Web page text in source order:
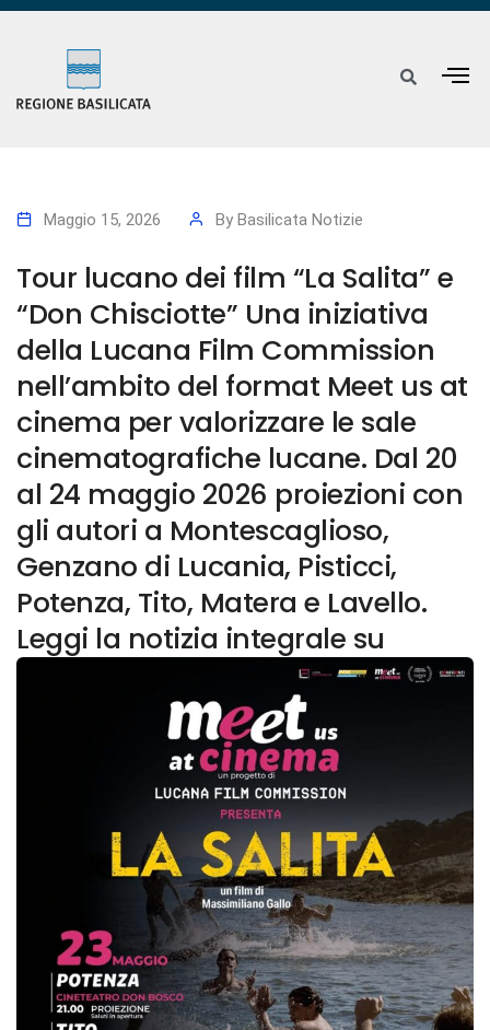
Maggio 15, 2026 By Basilicata Notizie
Tour lucano dei film “La Salita” e
“Don Chisciotte” Una iniziativa
della Lucana Film Commission
nell’ambito del format Meet us at
cinema per valorizzare le sale
cinematografiche lucane. Dal 20
al 24 maggio 2026 proiezioni con
gli autori a Montescaglioso,
Genzano di Lucania, Pisticci,
Potenza, Tito, Matera e Lavello.
Leggi la notizia integrale su